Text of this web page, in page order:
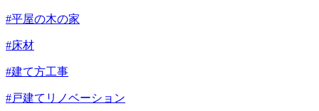
#平屋の木の家
#床材
#建て方工事
#戸建てリノベーション